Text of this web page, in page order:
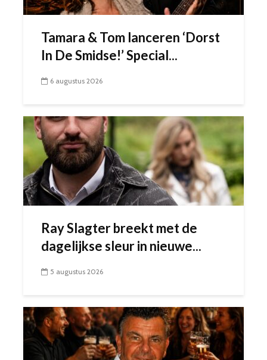
Tamara & Tom lanceren ‘Dorst
In De Smidse!’ Special...
6 augustus 2026
Ray Slagter breekt met de
dagelijkse sleur in nieuwe...
5 augustus 2026